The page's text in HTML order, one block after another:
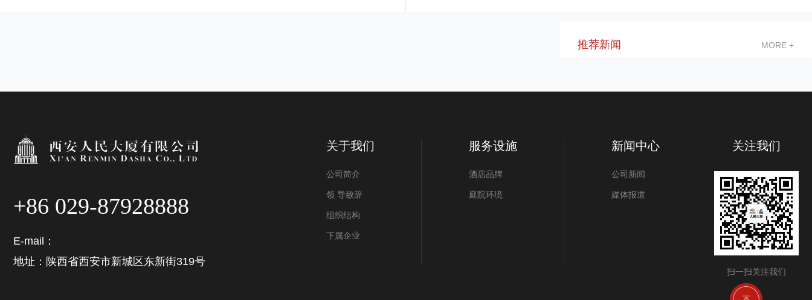
推荐新闻 MORE +
+86 029-87928888
E-mail：
地址：陕西省西安市新城区东新街319号
关于我们
公司简介
领 导致辞
组织结构
下属企业
服务设施
酒店品牌
庭院环境
新闻中心
公司新闻
媒体报道
关注我们
扫一扫关注我们